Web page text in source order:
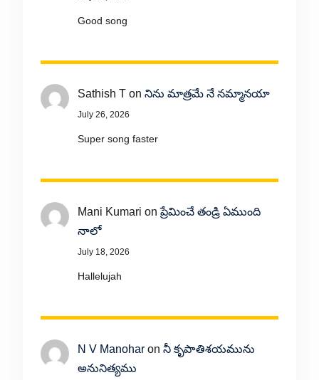
Good song
Sathish Ton నిను మాత్రమే నే నమ్మానయా
July 26, 2026
Super song faster
Mani Kumari onప్రేమించే తండ్రి ఏముంది
నాలో
July 18, 2026
Hallelujah
N V Manoharon నీ కృపాతిశయమును
అనునిత్యము